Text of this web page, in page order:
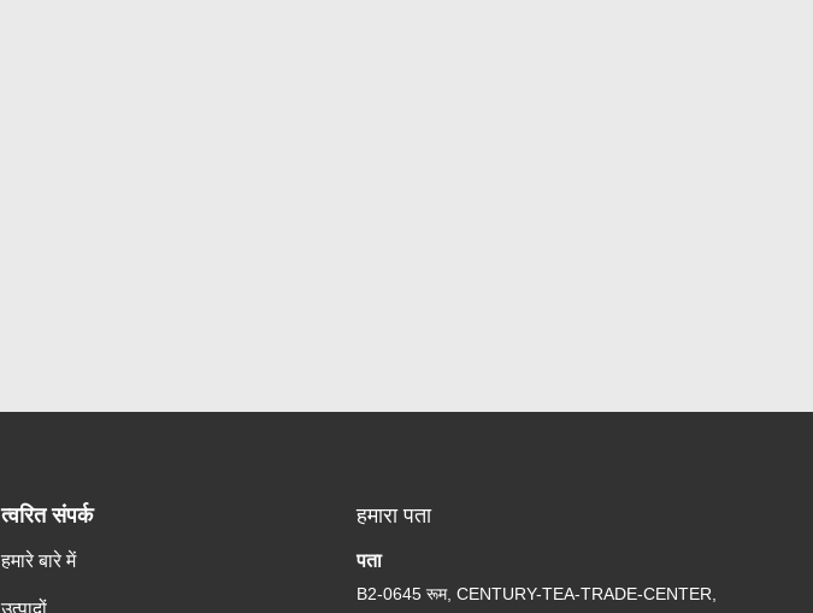
त्वरित संपर्क
हमारे बारे में
उत्पादों
हमारा पता
पता
B2-0645 रूम, CENTURY-TEA-TRADE-CENTER,